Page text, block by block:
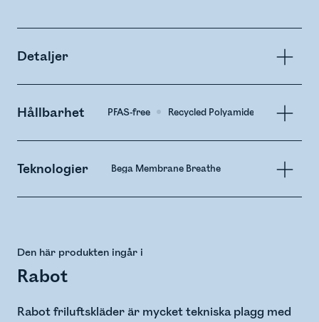
Detaljer
Hållbarhet PFAS-free Recycled Polyamide
Teknologier Bega Membrane Breathe
Den här produkten ingår i
Rabot
Rabot friluftskläder är mycket tekniska plagg med